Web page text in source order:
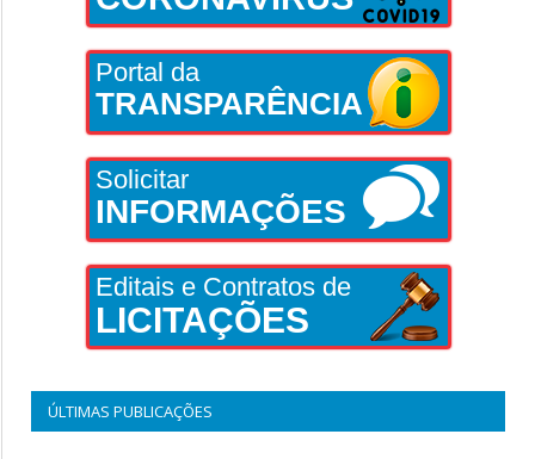
Portal da
TRANSPARÊNCIA
Solicitar
INFORMAÇÕES
Editais e Contratos de
LICITAÇÕES
ÚLTIMAS PUBLICAÇÕES